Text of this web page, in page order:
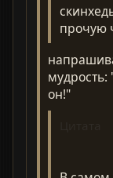
прочую
он!"